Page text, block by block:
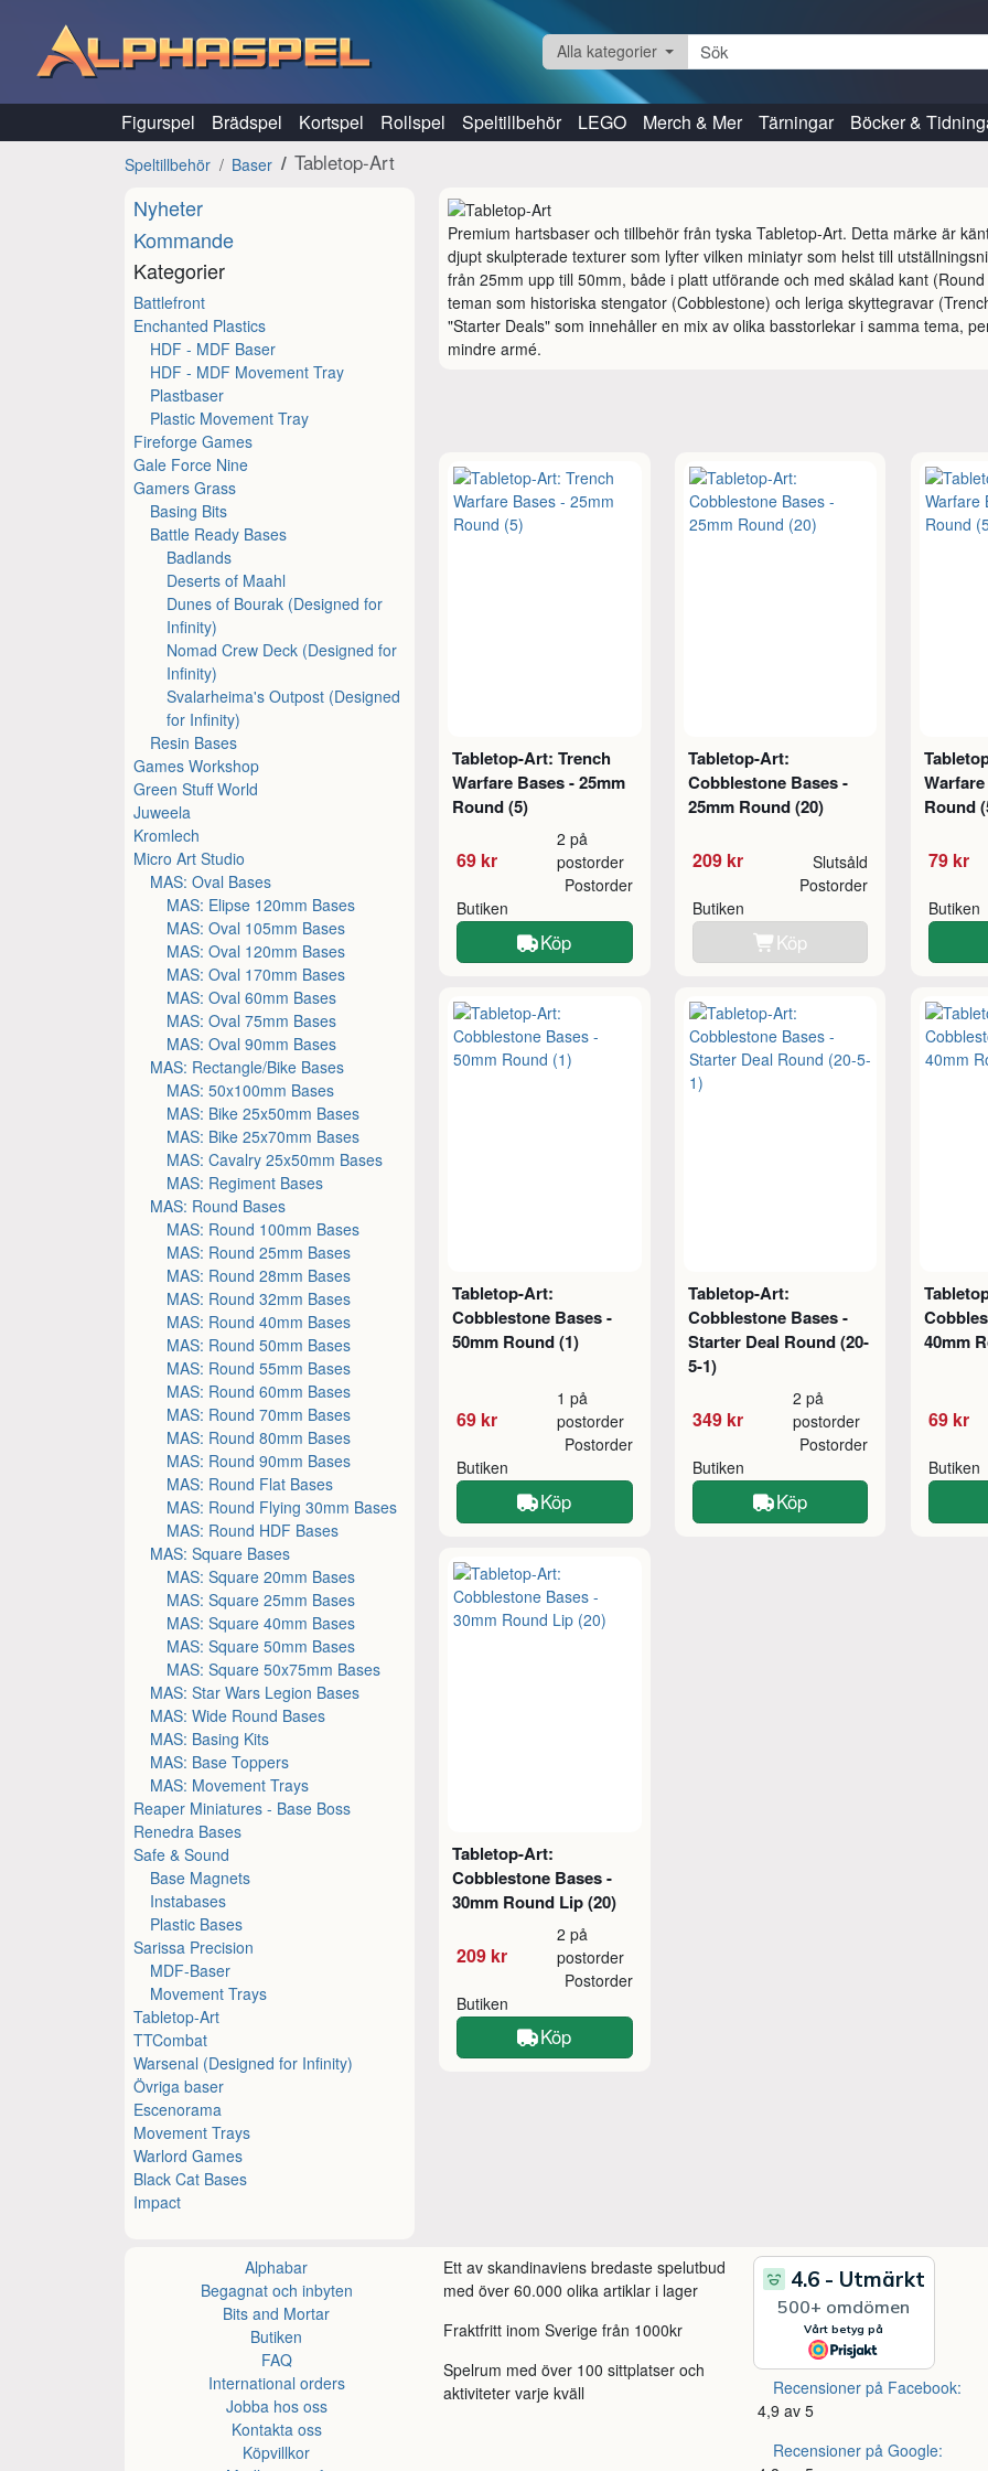
Alla kategorier
Figurspel Brädspel Kortspel Rollspel Speltillbehör LEGO Merch & Mer Tärningar Böcker &
Speltillbehör Baser Tabletop-Art
Nyheter
Kommande
Kategorier
Battlefront
Enchanted Plastics
HDF - MDF Baser
HDF - MDF Movement Tray
Plastbaser
Plastic Movement Tray
Fireforge Games
Gale Force Nine
Gamers Grass
Basing Bits
Battle Ready Bases
Badlands
Deserts of Maahl
Dunes of Bourak (Designed for
Infinity)
Nomad Crew Deck (Designed for
Infinity)
Svalarheima's Outpost (Designed
for Infinity)
Resin Bases
Games Workshop
Green Stuff World
Juweela
Kromlech
Micro Art Studio
MAS: Oval Bases
MAS: Elipse 120mm Bases
MAS: Oval 105mm Bases
MAS: Oval 120mm Bases
MAS: Oval 170mm Bases
MAS: Oval 60mm Bases
MAS: Oval 75mm Bases
MAS: Oval 90mm Bases
MAS: Rectangle/Bike Bases
MAS: 50x100mm Bases
MAS: Bike 25x50mm Bases
MAS: Bike 25x70mm Bases
MAS: Cavalry 25x50mm Bases
MAS: Regiment Bases
MAS: Round Bases
MAS: Round 100mm Bases
MAS: Round 25mm Bases
MAS: Round 28mm Bases
MAS: Round 32mm Bases
MAS: Round 40mm Bases
MAS: Round 50mm Bases
MAS: Round 55mm Bases
MAS: Round 60mm Bases
MAS: Round 70mm Bases
MAS: Round 80mm Bases
MAS: Round 90mm Bases
MAS: Round Flat Bases
MAS: Round Flying 30mm Bases
MAS: Round HDF Bases
MAS: Square Bases
MAS: Square 20mm Bases
MAS: Square 25mm Bases
MAS: Square 40mm Bases
MAS: Square 50mm Bases
MAS: Square 50x75mm Bases
MAS: Star Wars Legion Bases
MAS: Wide Round Bases
MAS: Basing Kits
MAS: Base Toppers
MAS: Movement Trays
Reaper Miniatures - Base Boss
Renedra Bases
Safe & Sound
Base Magnets
Instabases
Plastic Bases
Sarissa Precision
MDF-Baser
Movement Trays
Tabletop-Art
TTCombat
Warsenal (Designed for Infinity)
Övriga baser
Escenorama
Movement Trays
Warlord Games
Black Cat Bases
Impact
Premium hartsbaser och tillbehör från tyska Tabletop-Art. Detta märke är
djupt skulpterade texturer som lyfter vilken miniatyr som helst till
från 25mm upp till 50mm, både i platt utförande och med skålad kant
teman som historiska stengator (Cobblestone) och leriga skyttegravar
"Starter Deals" som innehåller en mix av olika basstorlekar i samma tema,
mindre armé.
Tabletop-Art: Trench
Warfare Bases - 25mm
Round (5)
69 kr
2 på
postorder
Butiken
Postorder
Köp
Tabletop-Art:
Cobblestone Bases -
25mm Round (20)
209 kr Slutsåld
Butiken
Postorder
Köp
Round
79 kr
Butiken
Tabletop-Art:
Cobblestone Bases -
50mm Round (1)
69 kr
1 på
postorder
Butiken
Postorder
Köp
Tabletop-Art:
Cobblestone Bases -
Starter Deal Round (20-
5-1)
349 kr
2 på
postorder
Butiken
Postorder
Köp
40mm
69 kr
Butiken
Tabletop-Art:
Cobblestone Bases -
30mm Round Lip (20)
209 kr
2 på
postorder
Butiken
Postorder
Köp
Alphabar
Begagnat och inbyten
Bits and Mortar
Butiken
FAQ
International orders
Jobba hos oss
Kontakta oss
Köpvillkor
Ett av skandinaviens bredaste spelutbud
med över 60.000 olika artiklar i lager
Fraktfritt inom Sverige från 1000kr
Spelrum med över 100 sittplatser och
aktiviteter varje kväll
Recensioner på Facebook:
4,9 av 5
Recensioner på Google: